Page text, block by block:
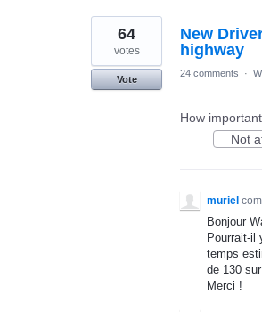
1
result
found
New
highway
64
votes
Vote
24 comments ·
How
Not
muriel
Bonjour
Pourrait-il
temps
de 130
Merci !